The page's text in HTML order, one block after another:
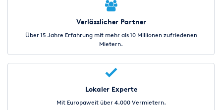
Verlässlicher Partner
Über 15 Jahre Erfahrung mit mehr als 10 Millionen zufriedenen
Mietern.
Lokaler Experte
Mit Europaweit über 4.000 Vermietern.